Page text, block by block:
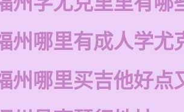
州哪里有成人学尤
州哪里买吉他好点